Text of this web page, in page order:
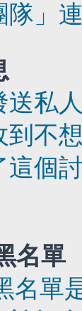
隊」
私
到不
這個
名單
名單